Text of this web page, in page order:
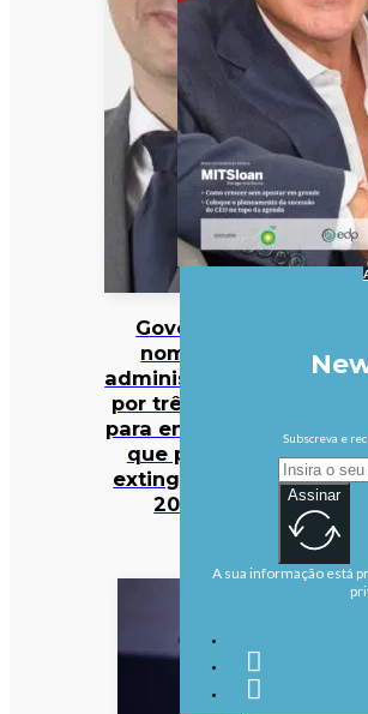
Governo
nomeia
administração
por três anos
para entidade
que prevê
extinguir em
2027
Subscreva e
Assinar
A sua informação está